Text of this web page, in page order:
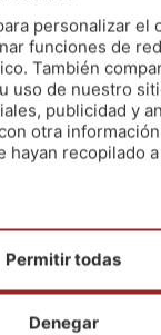
NÓS quieres
personalizar el
funciones de
También
uso de nuestro
publicidad y
otra
hayan recopilado
Denegar
Permitir todas